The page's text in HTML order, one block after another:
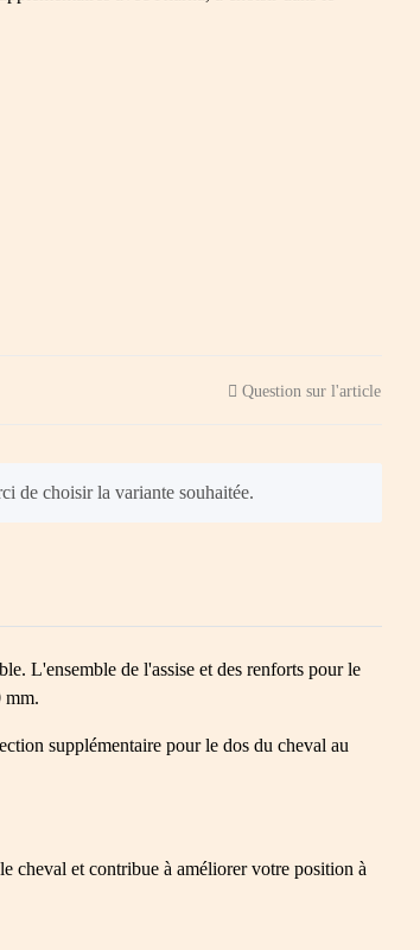
Question sur l'article
de choisir la variante souhaitée.
L'ensemble de l'assise et des renforts pour le
mm.
supplémentaire pour le dos du cheval au
cheval et contribue à améliorer votre position à